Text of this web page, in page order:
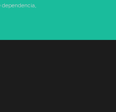
dependencia,